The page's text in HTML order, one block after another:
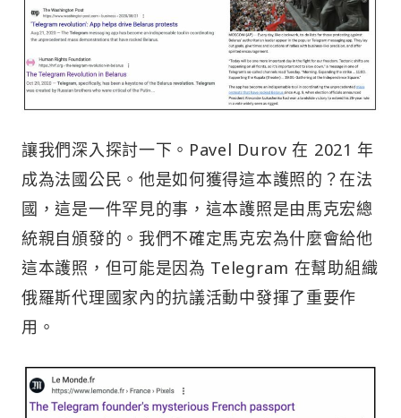
讓我們深入探討一下。Pavel Durov 在 2021 年
成為法國公民。他是如何獲得這本護照的？在法
國，這是一件罕見的事，這本護照是由馬克宏總
統親自頒發的。我們不確定馬克宏為什麼會給他
這本護照，但可能是因為 Telegram 在幫助組織
俄羅斯代理國家內的抗議活動中發揮了重要作
用。